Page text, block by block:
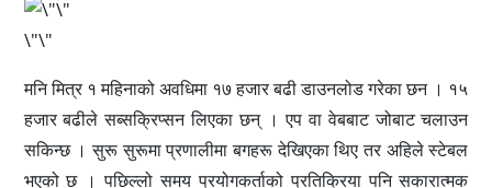
\"\"
मनि मित्र १ महिनाको अवधिमा १७ हजार बढी डाउनलोड गरेका छन । १५
हजार बढीले सब्सक्रिप्सन लिएका छन् । एप वा वेबबाट जोबाट चलाउन
सकिन्छ । सुरू सुरूमा प्रणालीमा बगहरू देखिएका थिए तर अहिले स्टेबल
भएको छ । पछिल्लो समय प्रयोगकर्ताको प्रतिक्रिया पनि सकारात्मक